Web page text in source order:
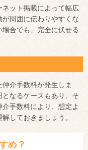
ット掲載によって幅広
周囲に伝わりやすくな
合でも、完全に伏せる
介手数料が発生しま
なるケースもあり、そ
手数料により、想定よ
しておきましょう。
め？